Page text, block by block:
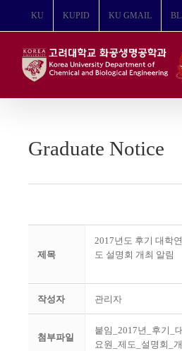
뛰
KU KUPID KU GMAIL
Graduate Notice
제목
2017년도 후기 대학
도 설명회 개최 알림
작성자 관리자
첨부파일
붙임_2017년_후기_
요원_제도_설명회_